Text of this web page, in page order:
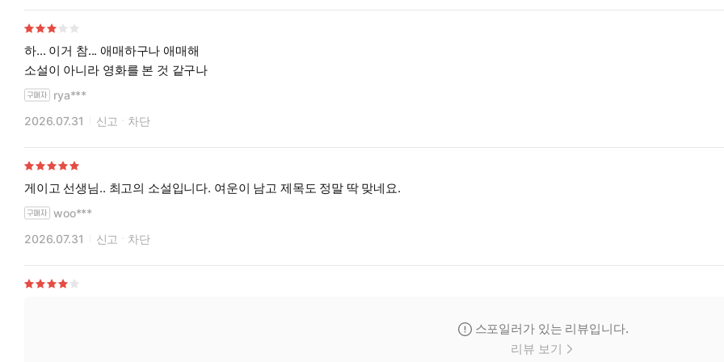
하... 이거 참... 애매하구나 애매해
소설이 아니라 영화를 본 것 같구나
rya***
2026.07.31
신고 차단
게이고 선생님.. 최고의 소설입니다. 여운이 남고 제목도 정말 딱 맞네요.
woo***
2026.07.31
신고 차단
스포일러가 있는 리뷰입니다.
리뷰 보기